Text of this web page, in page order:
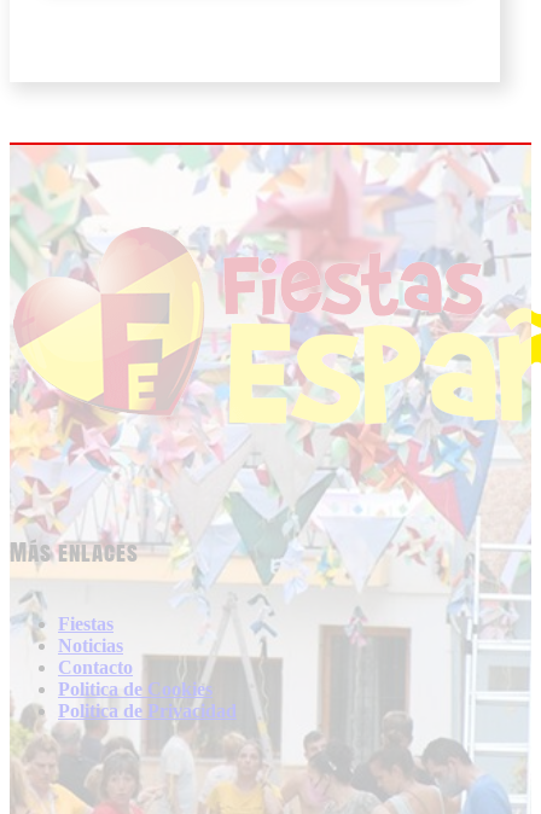
Más enlaces
Fiestas
Noticias
Contacto
Politica de Cookies
Politica de Privacidad